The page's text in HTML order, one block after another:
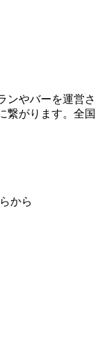
やバーを運営
がります。全
から